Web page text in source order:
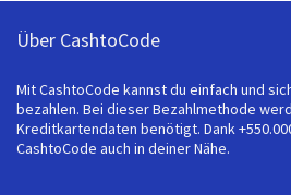
Über CashtoCode
Mit CashtoCode kannst du einfach und
bezahlen. Bei dieser Bezahlmethode
Kreditkartendaten benötigt. Dank
CashtoCode auch in deiner Nähe.